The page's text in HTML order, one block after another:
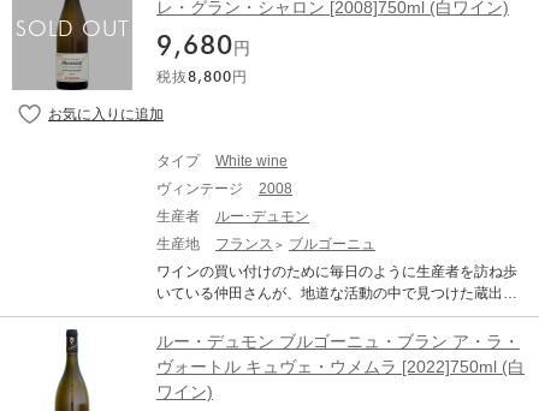
はレンガ色に）や、香り、味わいが複雑に変化している
可能性があります。これらは古酒の特徴です。 熟成され
たワイン(古酒)ですのでボトルバリエーション等ございま
す。それをご理解頂いた上でのご購入をお願い致しま
ト・ド・ボーヌ 原産地呼称：AOC. MONTHELIE ぶどう
わい：赤ワイン 辛口 ミディアムボディ 【古酒につい
て、当店からのお願い】 オールドヴィンテージのワイン
しまうと本来の味わいは全く表れてきません。商品到着
トル傷や汚れがございます。 ●澱がございますので、商
品到着後はボトルを立てた状態で、澱が沈み落ち着くま
抜栓してください。 ●熟成による色調の変化（白ワイン
は黄金色に、赤ワインはレンガ色に）や、香り、味わい
が複雑に変化している可能性があります。これらは古酒
の特徴です。 熟成されたワイン(古酒)ですのでボトルバ
ご購入をお願い致します。
の買い付けのために毎日のように生産者を訪ね歩く地道
な活動の中で見つけた蔵出し古酒。 メゾン・ルー・デュ
モンにクルチエ達がビン買い(『シュル・ピル』といいま
す)条件で持ち込んでくる古酒。それらの中から、コスト
パフォーマンスが抜群なものだけを仲田さんが厳選して
ア・セレクション」の「レア」は、『レアちゃん』と、
『レアもの』をかけたもの)。これぞまさしく、ブルゴー
ニュ古酒の『いいとこどり』であります。尚、セレクシ
ョン各古酒の生産者名は非公開です。あくまでも『仲田
印』です。 「シャブリ グラン・クリュ ヴァルミュー
ており、泥灰質土壌で構成されています。レ・クロに似
ているといわれ、しっかりとしたボディだが、重すぎ
とストラクチャーがしっかりとした長命なワインを産出
します。シャブリの個性が十分に発揮された白ワインで
す。 Lou Dumont Lea Selection Chablis Grand Cru Valm
レ・グラン・シャロン [2008]750ml (白ワイン)
9,680 円
税抜8,800 円
タイプ
White wine
ヴィンテージ
2008
生産者
ルー･デュモン
生産地
フランス
ブルゴーニュ
ワインの買い付けのために毎日のように生産者を訪ね歩
いている仲田さんが、地道な活動の中で見つけた蔵出し
古酒。 「ルー・デュモン・レア・セレクション(LEA Sel
ection)」とは、オレンジ色の天地人のエチケット（ラベ
ル）で知られる、ルーデュモンの仲田晃司さんがワイン
の買い付けのために毎日のように生産者を訪ね歩く地道
な活動の中で見つけた蔵出し古酒。 メゾン・ルー・デュ
ルー・デュモン ブルゴーニュ・ブラン ア・ラ・
ヴォートル キュヴェ・ウメムラ [2022]750ml (白
ワイン)